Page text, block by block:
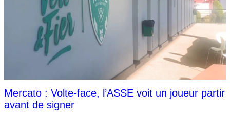
Mercato : Volte-face, l’ASSE voit un joueur partir
avant de signer